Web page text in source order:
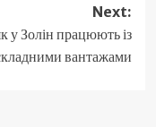
Next:
у Золін працюють із
вантажами